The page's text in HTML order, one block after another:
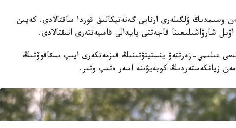
وسىمدىك ۇلگىلەرى ارنايى گەنەتيكالىق قوردا ساقتالادى. كەيىن
شارۋاشىلىعىنا قاجەتتى پايدالى قاسيەتتەرى انىقتالادى.
عىلىمي-زەرتتەۋ ينستيتۋتىنىڭ قىزمەتكەرى ايىپ ىسقاقوۆتىڭ
زيانكەستەردىڭ كوبەيۋىنە اسەر ەتىپ وتىر.